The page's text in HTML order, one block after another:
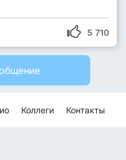
5 710
Коллеги Контакты